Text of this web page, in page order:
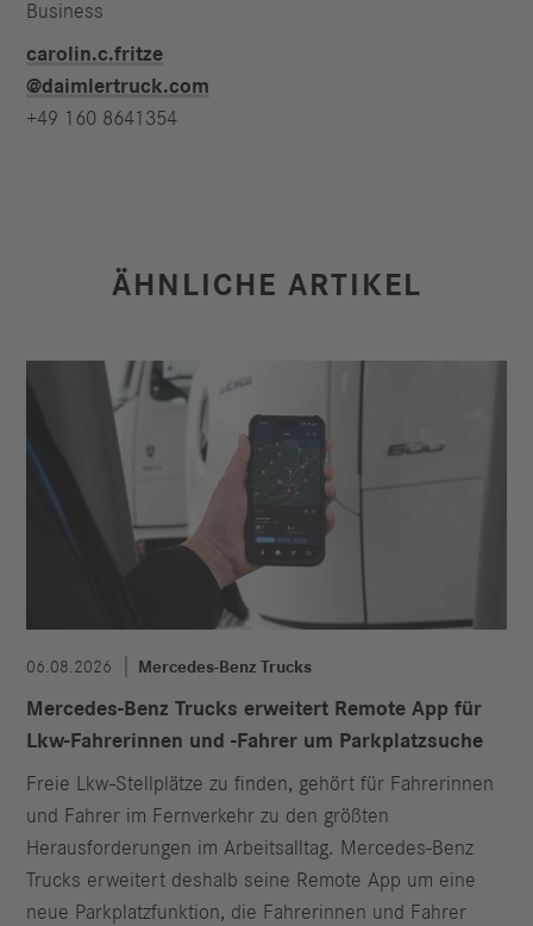
Business
carolin.c.fritze​
@daimlertruck.com
+49 160 8641354
ÄHNLICHE ARTIKEL
06.08.2026 Mercedes-Benz Trucks
Mercedes-Benz Trucks erweitert Remote App für
Lkw-Fahrerinnen und -Fahrer um Parkplatzsuche
Freie Lkw-Stellplätze zu finden, gehört für Fahrerinnen
und Fahrer im Fernverkehr zu den größten
Herausforderungen im Arbeitsalltag. Mercedes-Benz
Trucks erweitert deshalb seine Remote App um eine
neue Parkplatzfunktion, die Fahrerinnen und Fahrer